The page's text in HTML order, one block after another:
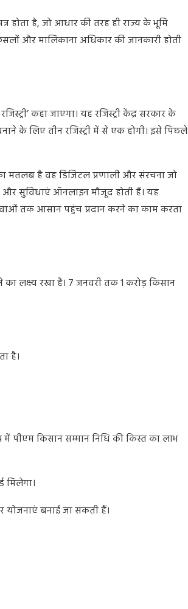
होता है, जो आधार की तरह ही राज्य के भूमि
और मालिकाना अधिकार की जानकारी होती
कहा जाएगा। यह रजिस्ट्री केंद्र सरकार के
के लिए तीन रजिस्ट्री में से एक होगी। इसे पिछले
मतलब है वह डिजिटल प्रणाली और संरचना जो
और सुविधाएं ऑनलाइन मौजूद होती हैं। यह
तक आसान पहुंच प्रदान करने का काम करता
लक्ष्य रखा है। 7 जनवरी तक 1 करोड़ किसान
है।
में पीएम किसान सम्मान निधि की किस्त का लाभ
मिलेगा।
योजनाएं बनाई जा सकती हैं।